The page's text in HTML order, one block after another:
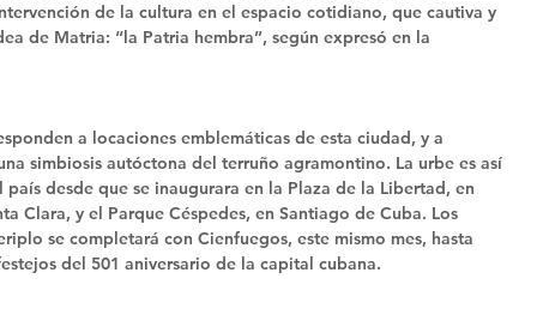
de la cultura en el espacio cotidiano, que cautiva y
de Matria: “la Patria hembra”, según expresó en la
a locaciones emblemáticas de esta ciudad, y a
simbiosis autóctona del terruño agramontino. La urbe es así
desde que se inaugurara en la Plaza de la Libertad, en
Clara, y el Parque Céspedes, en Santiago de Cuba. Los
se completará con Cienfuegos, este mismo mes, hasta
del 501 aniversario de la capital cubana.